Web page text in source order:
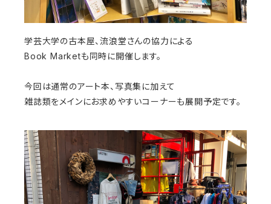
学芸大学の古本屋、流浪堂さんの協力による
Book Marketも同時に開催します。
今回は通常のアート本、写真集に加えて
雑誌類をメインにお求めやすいコーナーも展開予定です。